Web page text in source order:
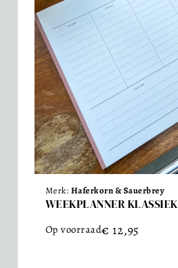
Merk: Haferkorn & Sauerbrey
WEEKPLANNER KLASSIEK
Op voorraad€ 12,95